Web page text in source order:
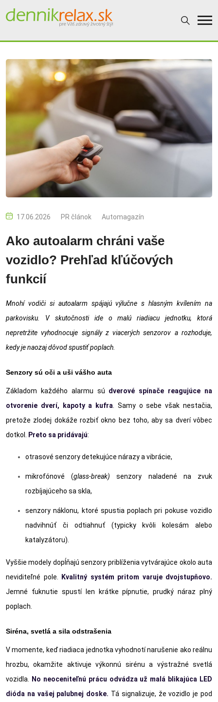
17.06.2026 PR článok Automagazín
Ako autoalarm chráni vaše
vozidlo? Prehľad kľúčových
funkcií
Mnohí vodiči si autoalarm spájajú výlučne s hlasným kvílením na
parkovisku. V skutočnosti ide o malú riadiacu jednotku, ktorá
nepretržite vyhodnocuje signály z viacerých senzorov a rozhoduje,
kedy je naozaj dôvod spustiť poplach.
Senzory sú oči a uši vášho auta
Základom každého alarmu sú dverové spínače reagujúce na
otvorenie dverí, kapoty a kufra . Samy o sebe však nestačia,
pretože zlodej dokáže rozbiť okno bez toho, aby sa dverí vôbec
dotkol.
Preto sa pridávajú:
otrasové senzory detekujúce nárazy a vibrácie,
mikrofónové (glass-break) senzory naladené na zvuk
rozbíjajúceho sa skla,
senzory náklonu, ktoré spustia poplach pri pokuse vozidlo
nadvihnúť či odtiahnuť (typicky kvôli kolesám alebo
katalyzátoru).
Vyššie modely dopĺňajú senzory priblíženia vytvárajúce okolo auta
neviditeľné pole.
Kvalitný systém pritom varuje dvojstupňovo.
Jemné ťuknutie spustí len krátke pípnutie, prudký náraz plný
poplach.
Siréna, svetlá a sila odstrašenia
V momente, keď riadiaca jednotka vyhodnotí narušenie ako reálnu
hrozbu, okamžite aktivuje výkonnú sirénu a výstražné svetlá
vozidla.
No neoceniteľnú prácu odvádza už malá blikajúca LED
dióda na vašej palubnej doske. Tá signalizuje, že vozidlo je pod